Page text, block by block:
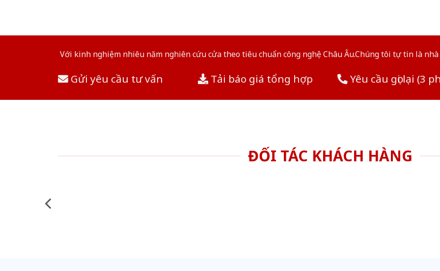
Với kinh nghiệm nhiêu năm nghiên cứu cửa theo tiêu chuẩn công nghệ Châu Âu.Chúng tôi tự tin là
Gửi yêu cầu tư vấn Tải báo giá tổng hợp Yêu cầu gọi lại (3
ĐỐI TÁC KHÁCH HÀNG